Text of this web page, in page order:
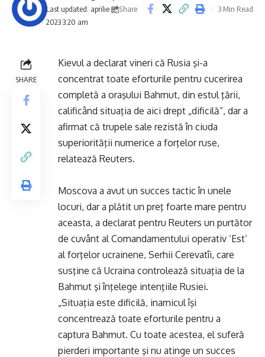
Last updated: aprilie 8,
2023 3:20 am
Share
3 Min Read
SHARE
Kievul a declarat vineri că Rusia şi-a
concentrat toate eforturile pentru cucerirea
completă a oraşului Bahmut, din estul ţării,
calificând situaţia de aici drept „dificilă”, dar a
afirmat că trupele sale rezistă în ciuda
superiorităţii numerice a forţelor ruse,
relatează Reuters.
Moscova a avut un succes tactic în unele
locuri, dar a plătit un preţ foarte mare pentru
aceasta, a declarat pentru Reuters un purtător
de cuvânt al Comandamentului operativ ‘Est’
al forţelor ucrainene, Serhii Cerevatîi, care
susţine că Ucraina controlează situaţia de la
Bahmut şi înţelege intenţiile Rusiei.
„Situaţia este dificilă, inamicul îşi
concentrează toate eforturile pentru a
captura Bahmut. Cu toate acestea, el suferă
pierderi importante şi nu atinge un succes